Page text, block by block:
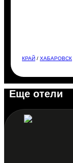
КРАЙ /ХАБАРОВСК
Еще отели